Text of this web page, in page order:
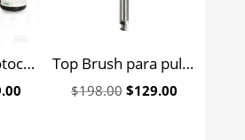
Fuji tipo 2 LC fotocurado ionómero de vidrio para base o restauración GC mini pack 5 grs., 2.6 ml Top Brush para pulido de restauraciones de resina Edenta
$198.00 Original
$129.00Current